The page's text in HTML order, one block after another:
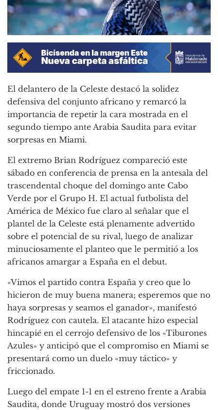
El delantero de la Celeste destacó la solidez
defensiva del conjunto africano y remarcó la
importancia de repetir la cara mostrada en el
segundo tiempo ante Arabia Saudita para evitar
sorpresas en Miami.
El extremo Brian Rodríguez compareció este
sábado en conferencia de prensa en la antesala del
trascendental choque del domingo ante Cabo
Verde por el Grupo H. El actual futbolista del
América de México fue claro al señalar que el
plantel de la Celeste está plenamente advertido
sobre el potencial de su rival, luego de analizar
minuciosamente el planteo que le permitió a los
africanos amargar a España en el debut.
«Vimos el partido contra España y creo que lo
hicieron de muy buena manera; esperemos que no
haya sorpresas y seamos el ganador», manifestó
Rodríguez con cautela. El atacante hizo especial
hincapié en el cerrojo defensivo de los «Tiburones
Azules» y anticipó que el compromiso en Miami se
presentará como un duelo «muy táctico» y
friccionado.
Luego del empate 1-1 en el estreno frente a Arabia
Saudita, donde Uruguay mostró dos versiones